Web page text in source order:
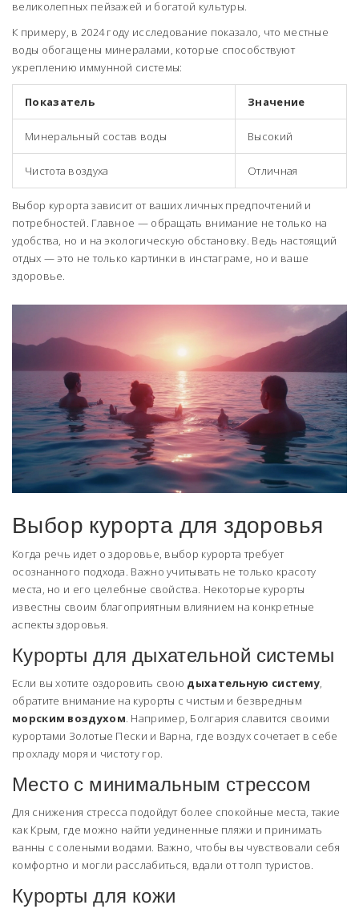
великолепных пейзажей и богатой культуры.
К примеру, в 2024 году исследование показало, что местные
воды обогащены минералами, которые способствуют
укреплению иммунной системы:
Показатель Значение
Минеральный состав воды Высокий
Чистота воздуха Отличная
Выбор курорта зависит от ваших личных предпочтений и
потребностей. Главное — обращать внимание не только на
удобства, но и на экологическую обстановку. Ведь настоящий
отдых — это не только картинки в инстаграме, но и ваше
здоровье.
Выбор курорта для здоровья
Когда речь идет о здоровье, выбор курорта требует
осознанного подхода. Важно учитывать не только красоту
места, но и его целебные свойства. Некоторые курорты
известны своим благоприятным влиянием на конкретные
аспекты здоровья.
Курорты для дыхательной системы
Если вы хотите оздоровить свою дыхательную систему,
обратите внимание на курорты с чистым и безвредным
морским воздухом. Например, Болгария славится своими
курортами Золотые Пески и Варна, где воздух сочетает в себе
прохладу моря и чистоту гор.
Место с минимальным стрессом
Для снижения стресса подойдут более спокойные места, такие
как Крым, где можно найти уединенные пляжи и принимать
ванны с солеными водами. Важно, чтобы вы чувствовали себя
комфортно и могли расслабиться, вдали от толп туристов.
Курорты для кожи